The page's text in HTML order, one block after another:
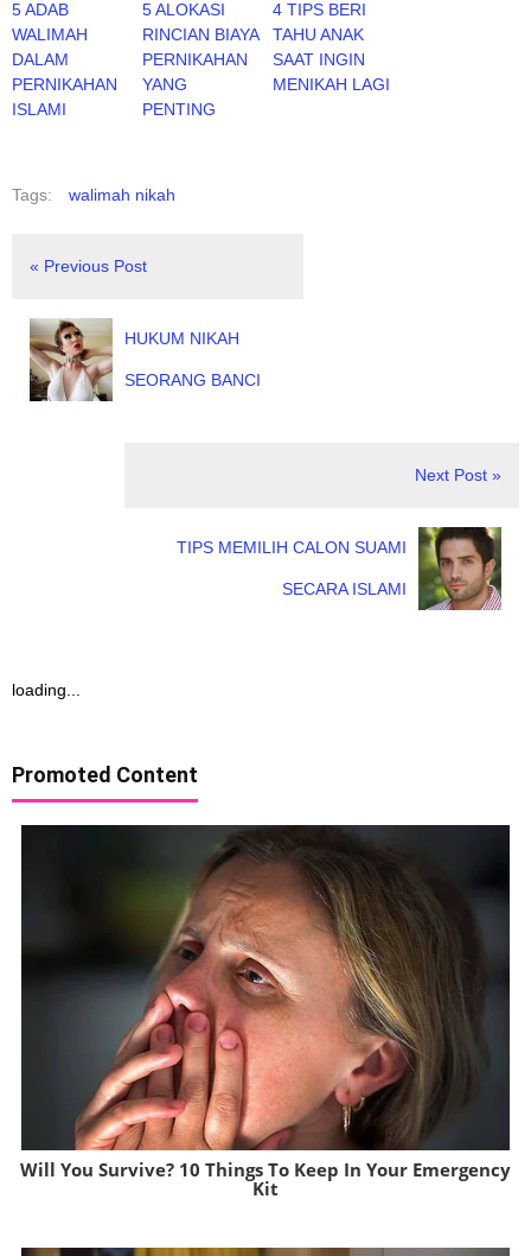
5 ADAB
WALIMAH
DALAM
PERNIKAHAN
ISLAMI
5 ALOKASI
RINCIAN BIAYA
PERNIKAHAN
YANG
PENTING
4 TIPS BERI
TAHU ANAK
SAAT INGIN
MENIKAH LAGI
Tags: walimah nikah
« Previous Post
HUKUM NIKAH
SEORANG BANCI
Next Post »
TIPS MEMILIH CALON SUAMI
SECARA ISLAMI
loading...
Promoted Content
Will You Survive? 10 Things To Keep In Your Emergency
Kit